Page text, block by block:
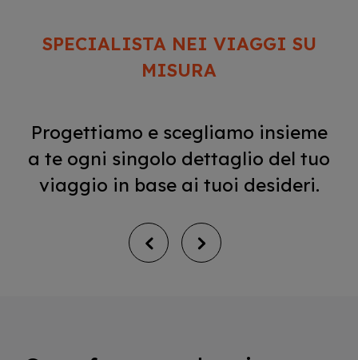
SPECIALISTA NEI VIAGGI SU
MISURA
Progettiamo e scegliamo insieme
a te ogni singolo dettaglio del tuo
viaggio in base ai tuoi desideri.